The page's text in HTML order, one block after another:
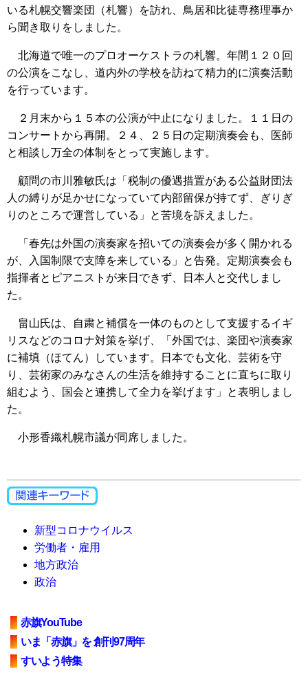
いる札幌交響楽団（札響）を訪れ、鳥居和比徒専務理事か
ら聞き取りをしました。
北海道で唯一のプロオーケストラの札響。年間１２０回
の公演をこなし、道内外の学校を訪ねて精力的に演奏活動
を行っています。
２月末から１５本の公演が中止になりました。１１日の
コンサートから再開。２４、２５日の定期演奏会も、医師
と相談し万全の体制をとって実施します。
顧問の市川雅敏氏は「税制の優遇措置がある公益財団法
人の縛りが足かせになっていて内部留保が持てず、ぎりぎ
りのところで運営している」と苦境を訴えました。
「春先は外国の演奏家を招いての演奏会が多く開かれる
が、入国制限で支障を来している」と告発。定期演奏会も
指揮者とピアニストが来日できず、日本人と交代しまし
た。
畠山氏は、自粛と補償を一体のものとして支援するイギ
リスなどのコロナ対策を挙げ、「外国では、楽団や演奏家
に補填（ほてん）しています。日本でも文化、芸術を守
り、芸術家のみなさんの生活を維持することに直ちに取り
組むよう、国会と連携して全力を挙げます」と表明しまし
た。
小形香織札幌市議が同席しました。
新型コロナウイルス
労働者・雇用
地方政治
政治
赤旗YouTube
いま「赤旗」を 創刊97周年
すいよう特集